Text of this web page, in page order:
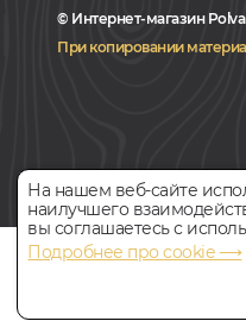
© Интернет-магазин
При копировании
На нашем веб-сайте
наилучшего
вы соглашаетесь с
Подробнее про cookie ⟶